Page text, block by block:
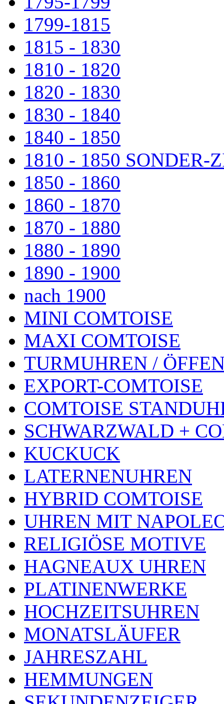
1799-1815
1815 - 1830
1810 - 1820
1820 - 1830
1830 - 1840
1840 - 1850
1810 - 1850 SONDER-
1850 - 1860
1860 - 1870
1870 - 1880
1880 - 1890
1890 - 1900
nach 1900
MINI COMTOISE
MAXI COMTOISE
TURMUHREN /
EXPORT-COMTOISE
COMTOISE
SCHWARZWALD +
KUCKUCK
LATERNENUHREN
HYBRID COMTOISE
UHREN MIT
RELIGIÖSE MOTIVE
HAGNEAUX UHREN
PLATINENWERKE
HOCHZEITSUHREN
MONATSLÄUFER
JAHRESZAHL
HEMMUNGEN